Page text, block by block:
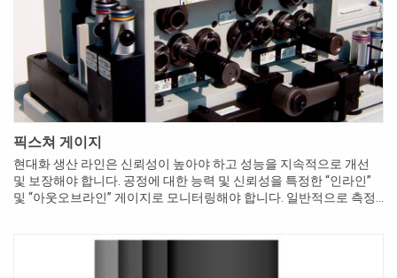
픽스쳐 게이지
현대화 생산 라인은 신뢰성이 높아야 하고 성능을 지속적으로 개선
및 보장해야 합니다. 공정에 대한 능력 및 신뢰성을 특정한 “인라인”
및 “아웃오브라인” 게이지로 모니터링해야 합니다. 일반적으로 측정